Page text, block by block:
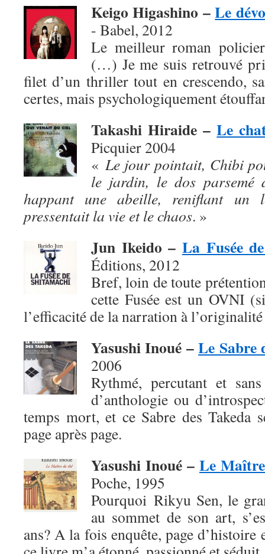
Keigo Higashino –Le
- Babel, 2012
Le meilleur roman
(…) Je me suis retrouvé
filet d’un thriller tout en crescendo,
certes, mais psychologiquement
Takashi Hiraide –Le
Picquier 2004
« Le jour pointait, Chibi
le jardin, le dos parsemé
happant une abeille, reniflant un
pressentait la vie et le chaos. »
Jun Ikeido – La Fusée
Éditions, 2012
Bref, loin de toute
cette Fusée est un OVNI
l’efficacité de la narration à
Yasushi Inoué –Le Sabre
2006
Rythmé, percutant et
d’anthologie ou
temps mort, et ce Sabre des Takeda
page après page.
Yasushi Inoué – Le
Poche, 1995
Pourquoi Rikyu Sen, le
au sommet de son art,
ans? A la fois enquête, page